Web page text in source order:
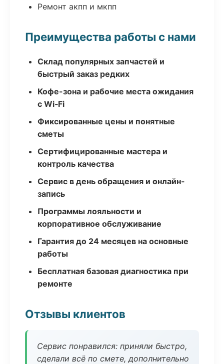
Ремонт акпп и мкпп
Преимущества работы с нами
Склад популярных запчастей и
быстрый заказ редких
Кофе-зона и рабочие места ожидания
с Wi‑Fi
Фиксированные цены и понятные
сметы
Сертифицированные мастера и
контроль качества
Сервис в день обращения и онлайн-
запись
Программы лояльности и
корпоративное обслуживание
Гарантия до 24 месяцев на основные
работы
Бесплатная базовая диагностика при
ремонте
Отзывы клиентов
Сервис понравился: приняли быстро,
сделали всё по смете, дополнительно